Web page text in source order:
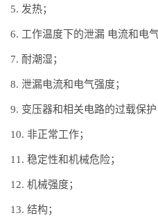
5. 发热；
6. 工作温度下的泄漏 电流和电气
7. 耐潮湿；
8. 泄漏电流和电气强度；
9. 变压器和相关电路的过载保护
10. 非正常工作；
11. 稳定性和机械危险；
12. 机械强度；
13. 结构；